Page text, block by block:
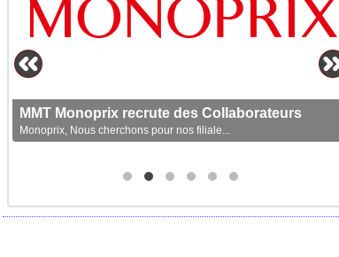
MMT Monoprix recrute des Collaborateurs
Monoprix, Nous cherchons pour nos filiale...